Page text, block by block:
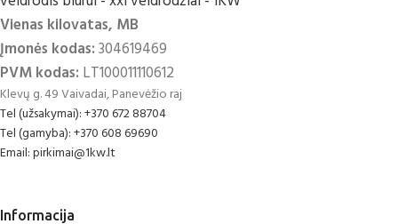
Vienas kilovatas, MB
Įmonės kodas:304619469
PVM kodas: LT100011110612
Klevų g. 49 Vaivadai, Panevėžio raj
Tel (užsakymai): +370 672 88704
Tel (gamyba): +370 608 69690
Email: pirkimai@1kw.lt
Informacija